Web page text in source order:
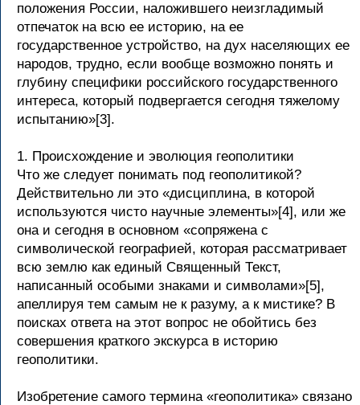
положения России, наложившего неизгладимый
отпечаток на всю ее историю, на ее
государственное устройство, на дух населяющих ее
народов, трудно, если вообще возможно понять и
глубину специфики российского государственного
интереса, который подвергается сегодня тяжелому
испытанию»[3].
1. Происхождение и эволюция геополитики
Что же следует понимать под геополитикой?
Действительно ли это «дисциплина, в которой
используются чисто научные элементы»[4], или же
она и сегодня в основном «сопряжена с
символической географией, которая рассматривает
всю землю как единый Священный Текст,
написанный особыми знаками и символами»[5],
апеллируя тем самым не к разуму, а к мистике? В
поисках ответа на этот вопрос не обойтись без
совершения краткого экскурса в историю
геополитики.
Изобретение самого термина «геополитика» связано